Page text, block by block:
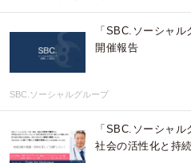
「SBC.ソーシャル
開催報告
SBC.ソーシャルグループ
「SBC.ソーシャ
社会の活性化と持